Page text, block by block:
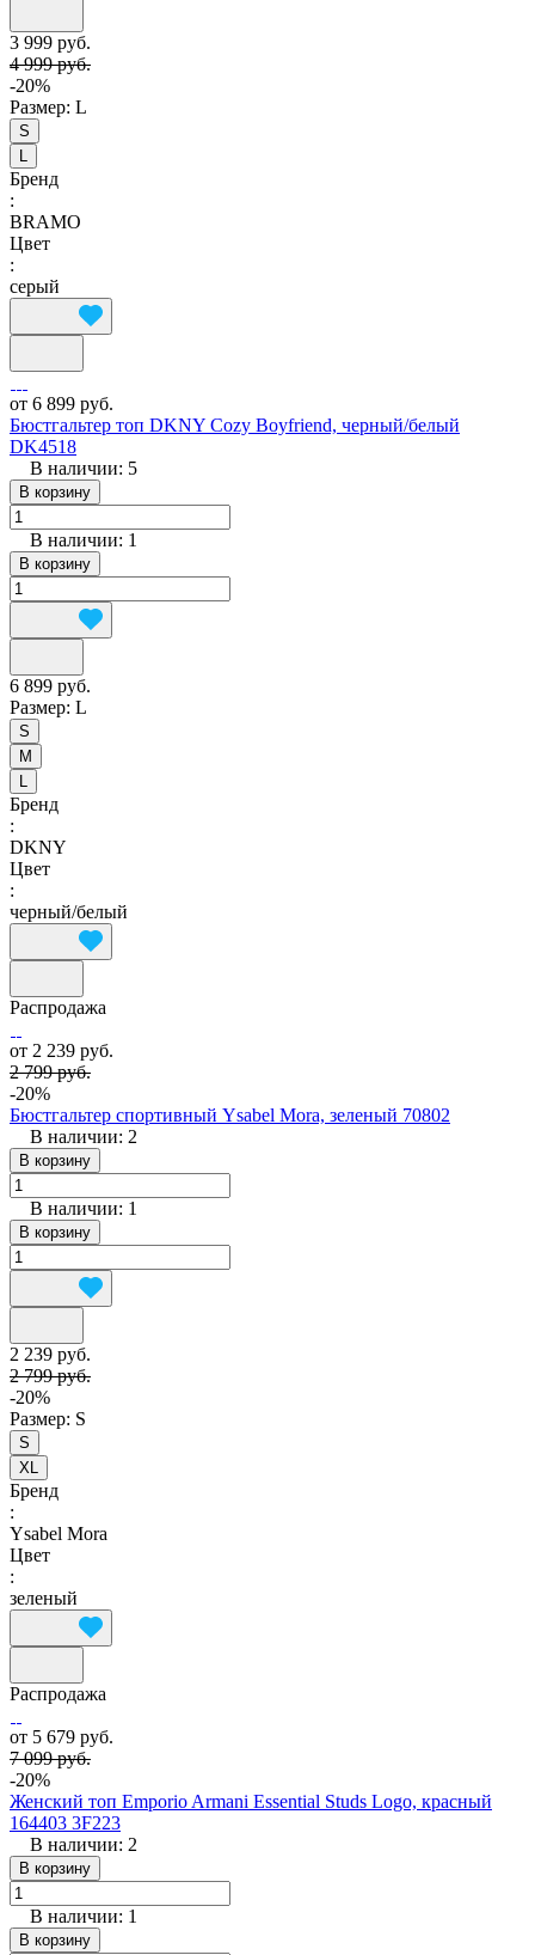
3 999 руб.
4 999 руб.
-20%
Размер: L
S
Бренд
:
BRAMO
Цвет
:
серый
от 6 899 руб.
Бюстгальтер топ DKNY Cozy Boyfriend, черный/белый
DK4518
В наличии: 5
В корзину
В наличии: 1
В корзину
6 899 руб.
Размер: L
S
M
Бренд
:
DKNY
Цвет
:
черный/белый
Распродажа
от 2 239 руб.
2 799 руб.
-20%
Бюстгальтер спортивный Ysabel Mora, зеленый 70802
В наличии: 2
В корзину
В наличии: 1
В корзину
2 239 руб.
2 799 руб.
-20%
Размер: S
S
XL
Бренд
:
Ysabel Mora
Цвет
:
зеленый
Распродажа
от 5 679 руб.
7 099 руб.
-20%
Женский топ Emporio Armani Essential Studs Logo, красный
164403 3F223
В наличии: 2
В корзину
В наличии: 1
В корзину